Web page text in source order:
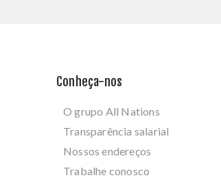
Conheça-nos
O grupo All Nations
Transparência salarial
Nossos endereços
Trabalhe conosco